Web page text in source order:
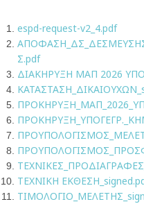
espd-request-v2_4.pdf
Σ.pdf
ΔΙΑΚΗΡΥΞΗ ΜΑΠ 2026
ΤΕΧΝΙΚΗ